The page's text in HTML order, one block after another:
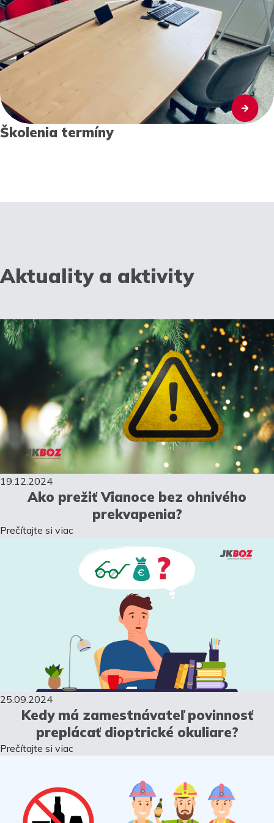
Školenia termíny
Aktuality a aktivity
19.12.2024
Ako prežiť Vianoce bez ohnivého
prekvapenia?
Prečítajte si viac
25.09.2024
Kedy má zamestnávateľ povinnosť
preplácať dioptrické okuliare?
Prečítajte si viac